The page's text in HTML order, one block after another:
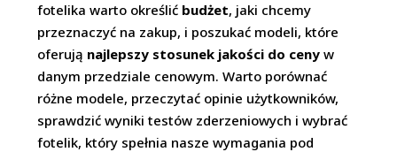
fotelika warto określić budżet, jaki chcemy
przeznaczyć na zakup, i poszukać modeli, które
oferują najlepszy stosunek jakości do ceny w
danym przedziale cenowym. Warto porównać
różne modele, przeczytać opinie użytkowników,
sprawdzić wyniki testów zderzeniowych i wybrać
fotelik, który spełnia nasze wymagania pod